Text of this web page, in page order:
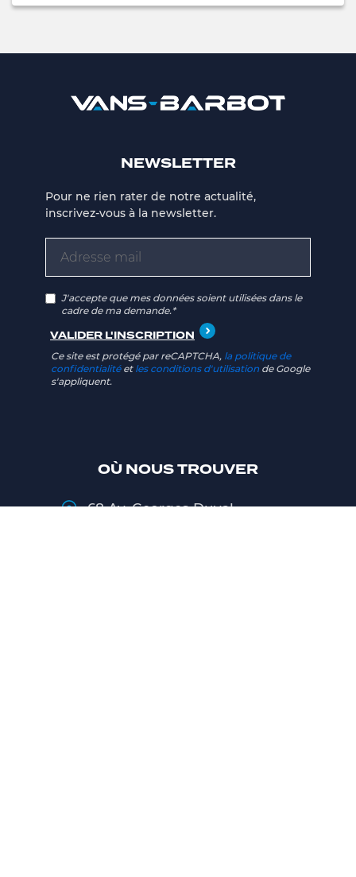
OÙ NOUS TROUVER
68 Av. Georges Duval
NEWSLETTER
Pour ne rien rater de notre actualité,
inscrivez-vous à la newsletter.
J'accepte que mes données soient utilisées dans le
cadre de ma demande.*
Ce site est protégé par reCAPTCHA, la politique de
confidentialitéet les conditions d'utilisation de Google
s'appliquent.